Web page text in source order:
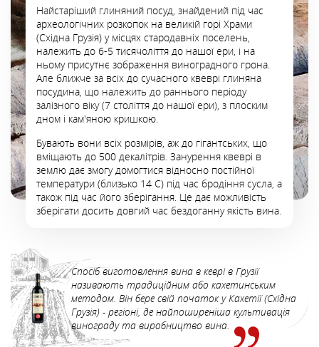
Найстаріший глиняний посуд, знайдений під час
археологічних розкопок на великій горі Храми
(Східна Грузія) у місцях стародавніх поселень,
належить до 6-5 тисячоліття до нашої ери, і на
ньому присутнє зображення виноградного грона.
Але ближче за всіх до сучасного квеврі глиняна
посудина, що належить до раннього періоду
залізного віку (7 століття до нашої ери), з плоским
дном і кам'яною кришкою.
Бувають вони всіх розмірів, аж до гігантських, що
вміщають до 500 декалітрів. Занурення квеврі в
землю дає змогу домогтися відносно постійної
температури (близько 14 С) під час бродіння сусла, а
також під час його зберігання. Це дає можливість
зберігати досить довгий час бездоганну якість вина.
Спосіб виготовлення вина в кеврі в Грузії
називають традиційним або кахетинським
методом. Він бере свій початок у Кахетії (Східна
Грузія) - регіоні, де найпоширеніша культивація
винограду та виробництво вина.